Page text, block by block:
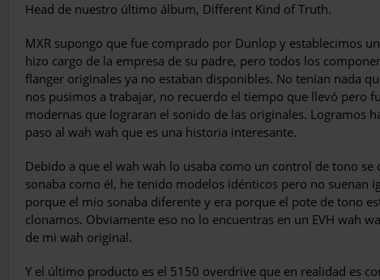
Head de nuestro último álbum, Different Kind of Truth.
MXR supongo que fue comprado por Dunlop y establecimos
hizo cargo de la empresa de su padre, pero todos los
flanger originales ya no estaban disponibles. No tenían nada
nos pusimos a trabajar, no recuerdo el tiempo que llevó pero
modernas que lograran el sonido de las originales. Logramos
paso al wah wah que es una historia interesante.
Debido a que el wah wah lo usaba como un control de tono
sonaba como él, he tenido modelos idénticos pero no suenan
porque el mío sonaba diferente y era porque el pote de tono
clonamos. Obviamente eso no lo encuentras en un EVH wah
de mi wah original.
Y el último producto es el 5150 overdrive que en realidad es